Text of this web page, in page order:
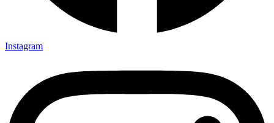
Instagram